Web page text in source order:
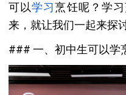
可以学习烹饪呢？学
来，就让我们一起来探
### 一、初中生可以学